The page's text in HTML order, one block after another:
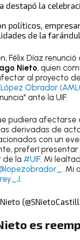
destapó la
políticos,
de la
Félix Díaz renunció
Nieto, quien
al proyecto
Obrador
ante la UIF.
pudiera afectarse
derivadas de
con un
preferí presentar
de la #UIF. Mi
. Mi
.
es